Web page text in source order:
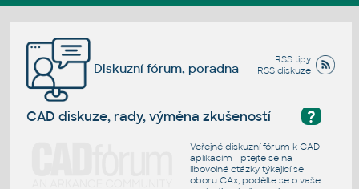
RSS tipy
RSS diskuze
Diskuzní fórum, poradna
?
CAD diskuze, rady, výměna zkušeností
Veřejné diskuzní fórum k CAD
aplikacím - ptejte se na
libovolné otázky týkající se
oboru CAx, podělte se o vaše